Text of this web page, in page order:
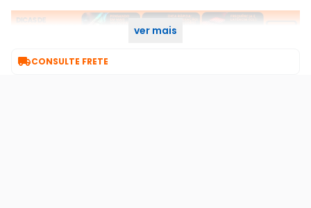
ver mais
CONSULTE FRETE